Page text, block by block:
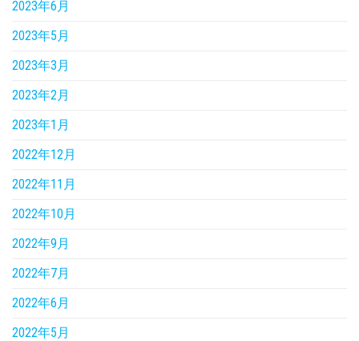
2023年6月
2023年5月
2023年3月
2023年2月
2023年1月
2022年12月
2022年11月
2022年10月
2022年9月
2022年7月
2022年6月
2022年5月